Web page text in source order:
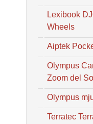
Lexibook
Wheels
Aiptek
Olympus
Zoom del Sol
Olympus
Terratec